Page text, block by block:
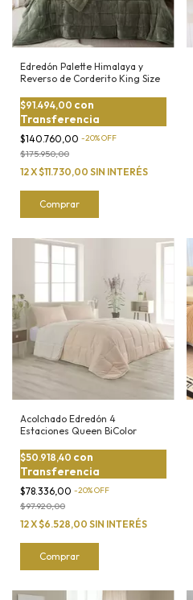
Edredón Palette Himalaya y
Reverso de Corderito King Size
$140.760,00 -20%OFF
$175.950,00
$91.494,00 con
Transferencia
12X$11.730,00 SIN INTERÉS
Comprar
Acolchado Edredón 4
Estaciones Queen BiColor
$78.336,00 -20%OFF
$97.920,00
$50.918,40 con
Transferencia
12X$6.528,00 SIN INTERÉS
Comprar